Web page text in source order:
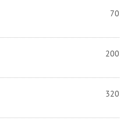
70
200
320